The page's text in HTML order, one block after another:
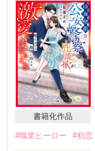
「副社長……」
水川 莉乃  24歳
長谷川 誠  29歳
真面目な地味OL⁈
でも、本当は？？
書籍化作品
#職業ヒーロー #初恋